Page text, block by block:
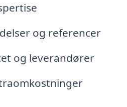
og referencer
og leverandører